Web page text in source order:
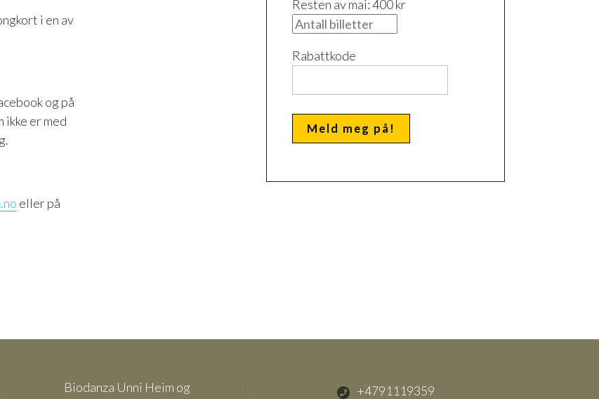
i en av
og på
ikke er med
eller på
Resten av mai: 400 kr
Rabattkode
Biodanza Unni Heim og
+4791119359